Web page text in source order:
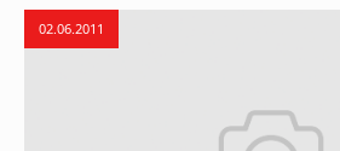
02.06.2011